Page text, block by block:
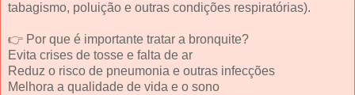
tabagismo, poluição e outras condições respiratórias).
👉 Por que é importante tratar a bronquite?
Evita crises de tosse e falta de ar
Reduz o risco de pneumonia e outras infecções
Melhora a qualidade de vida e o sono